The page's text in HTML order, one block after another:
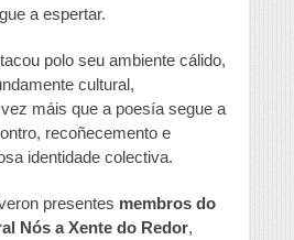
a espertar.
polo seu ambiente cálido,
cultural,
máis que a poesía segue a
recoñecemento e
identidade colectiva.
presentes membros do
Nós a Xente do Redor,